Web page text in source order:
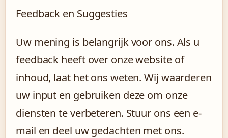
Feedback en Suggesties
Uw mening is belangrijk voor ons. Als u
feedback heeft over onze website of
inhoud, laat het ons weten. Wij waarderen
uw input en gebruiken deze om onze
diensten te verbeteren. Stuur ons een e-
mail en deel uw gedachten met ons.